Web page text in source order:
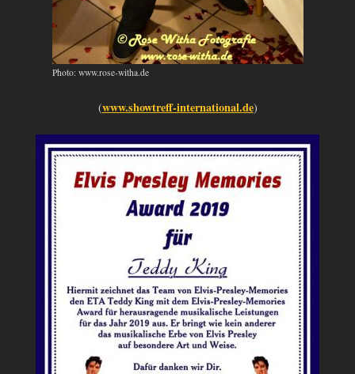
Photo: www.rose-witha.de
(www.showtreff-international.de)